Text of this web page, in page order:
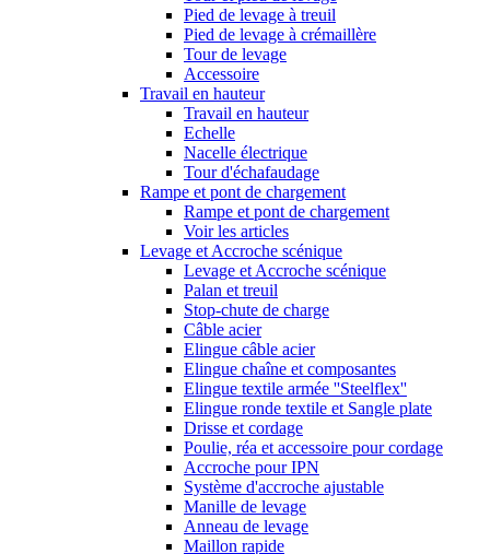
Pied de levage à treuil
Pied de levage à crémaillère
Tour de levage
Accessoire
Travail en hauteur
Travail en hauteur
Echelle
Nacelle électrique
Tour d'échafaudage
Rampe et pont de chargement
Rampe et pont de chargement
Voir les articles
Levage et Accroche scénique
Levage et Accroche scénique
Palan et treuil
Stop-chute de charge
Câble acier
Elingue câble acier
Elingue chaîne et composantes
Elingue textile armée ''Steelflex''
Elingue ronde textile et Sangle plate
Drisse et cordage
Poulie, réa et accessoire pour cordage
Accroche pour IPN
Système d'accroche ajustable
Manille de levage
Anneau de levage
Maillon rapide